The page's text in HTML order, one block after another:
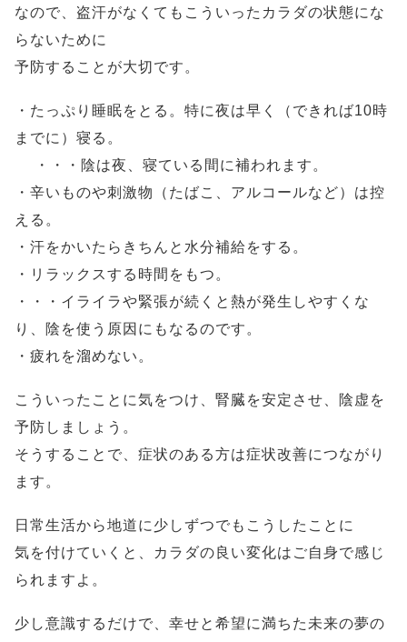
なので、盗汗がなくてもこういったカラダの状態にな
らないために
予防することが大切です。
・たっぷり睡眠をとる。特に夜は早く（できれば10時
までに）寝る。
・・・陰は夜、寝ている間に補われます。
・辛いものや刺激物（たばこ、アルコールなど）は控
える。
・汗をかいたらきちんと水分補給をする。
・リラックスする時間をもつ。
・・・イライラや緊張が続くと熱が発生しやすくな
り、陰を使う原因にもなるのです。
・疲れを溜めない。
こういったことに気をつけ、腎臓を安定させ、陰虚を
予防しましょう。
そうすることで、症状のある方は症状改善につながり
ます。
日常生活から地道に少しずつでもこうしたことに
気を付けていくと、カラダの良い変化はご自身で感じ
られますよ。
少し意識するだけで、幸せと希望に満ちた未来の夢の